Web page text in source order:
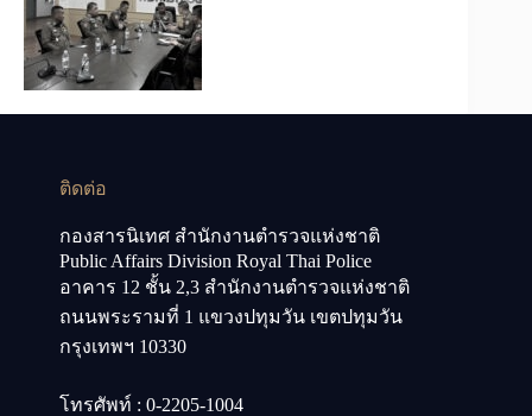
ติดต่อ
กองสารนิเทศ สำนักงานตำรวจแห่งชาติ
Public Affairs Division Royal Thai Police
อาคาร 12 ชั้น 2,3 สำนักงานตำรวจแห่งชาติ
ถนนพระรามที่ 1 แขวงปทุมวัน เขตปทุมวัน
กรุงเทพฯ 10330
โทรศัพท์ : 0-2205-1004